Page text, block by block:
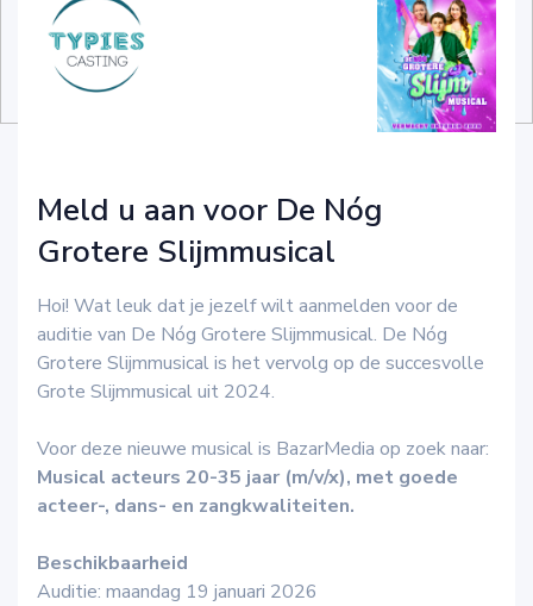
Meld u aan voor De Nóg
Grotere Slijmmusical
Hoi! Wat leuk dat je jezelf wilt aanmelden voor de
auditie van De Nóg Grotere Slijmmusical. De Nóg
Grotere Slijmmusical is het vervolg op de succesvolle
Grote Slijmmusical uit 2024.
Voor deze nieuwe musical is BazarMedia op zoek naar:
Musical acteurs 20-35 jaar (m/v/x), met goede
acteer-, dans- en zangkwaliteiten.
Beschikbaarheid
Auditie: maandag 19 januari 2026